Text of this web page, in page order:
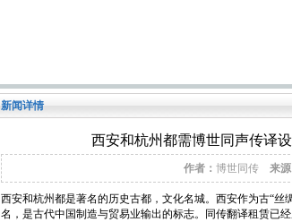
新闻详情
西安和杭州都需博世同声传译
作者： 博世同传 来源
西安和杭州都是著名的历史古都，文化名城。西安作为古“
名，是古代中国制造与贸易业输出的标志。同传翻译租赁已